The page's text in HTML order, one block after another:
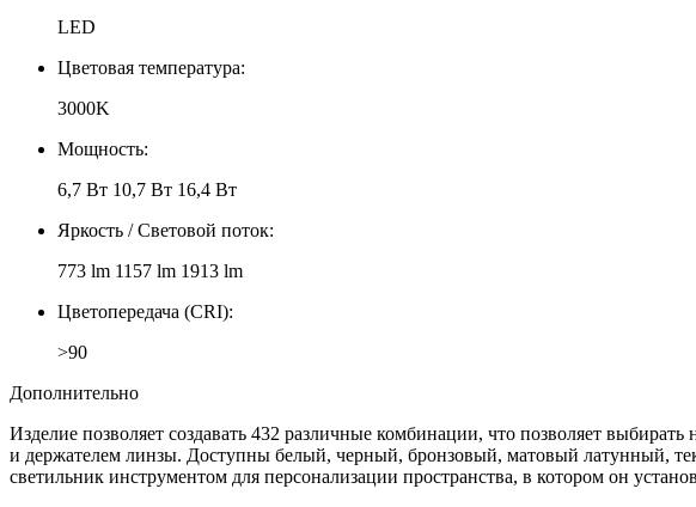
LED
Цветовая температура:
3000K
Мощность:
6,7 Вт 10,7 Вт 16,4 Вт
Яркость / Световой поток:
773 lm 1157 lm 1913 lm
Цветопередача (CRI):
>90
Дополнительно
Изделие позволяет создавать 432 различные комбинации, что позволяет
и держателем линзы. Доступны белый, черный, бронзовый, матовый латунный,
светильник инструментом для персонализации пространства, в котором он